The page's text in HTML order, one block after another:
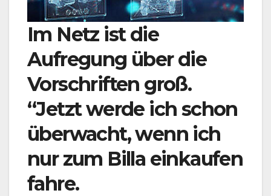
Im Netz ist die
Aufregung über die
Vorschriften groß.
“Jetzt werde ich schon
überwacht, wenn ich
nur zum Billa einkaufen
fahre.